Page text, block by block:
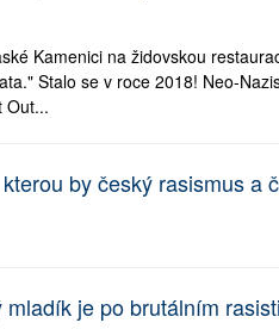
Kamenici na židovskou
Stalo se v roce 2018! Neo-
Out...
by český rasismus a
je po brutálním